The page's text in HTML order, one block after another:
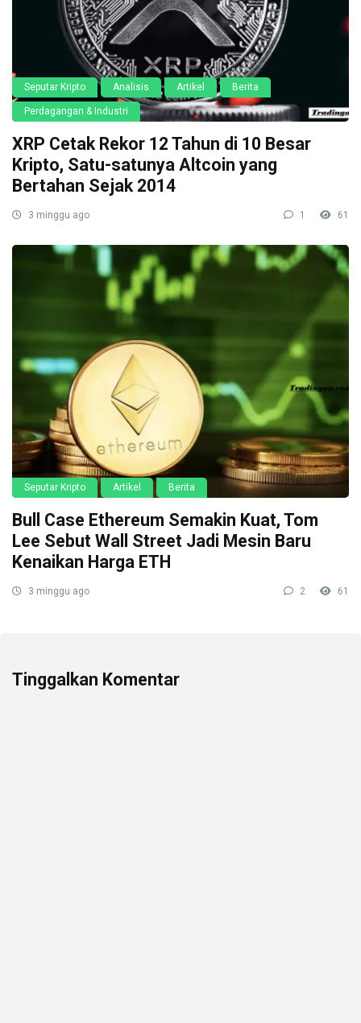
Seputar Kripto Analisis Artikel Berita
Perdagangan & Industri
XRP Cetak Rekor 12 Tahun di 10 Besar
Kripto, Satu-satunya Altcoin yang
Bertahan Sejak 2014
3 minggu ago 1 61
Seputar Kripto Artikel Berita
Bull Case Ethereum Semakin Kuat, Tom
Lee Sebut Wall Street Jadi Mesin Baru
Kenaikan Harga ETH
3 minggu ago 2 61
Tinggalkan Komentar